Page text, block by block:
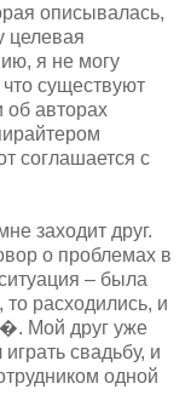
описывалась,
целевая
я не могу
существуют
авторах
соглашается с
заходит друг.
о проблемах в
– была
то расходились, и
Мой друг уже
свадьбу, и
одной